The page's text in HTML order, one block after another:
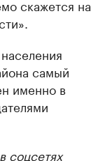
скажется на
самый
именно в
соцсетях